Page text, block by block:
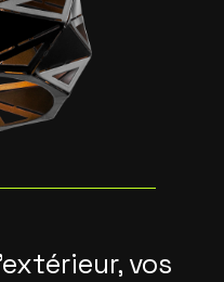
vos